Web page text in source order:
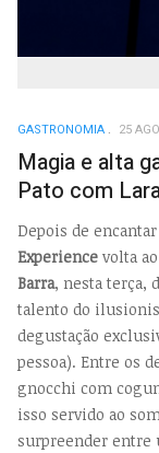
GASTRONOMIA 25
Magia e alta
Pato com
Depois de
Experience volta
Barra, nesta terça,
talento do
degustação
pessoa). Entre os
gnocchi com
isso servido ao
surpreender entre